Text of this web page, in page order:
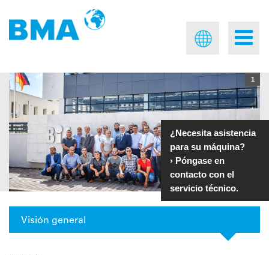
1
Visión general
¿Necesita asistencia
para su máquina?
› Póngase en
contacto con el
servicio técnico.